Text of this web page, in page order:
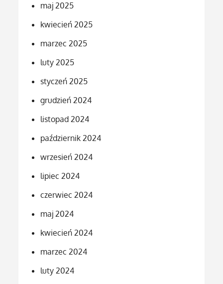
maj 2025
kwiecień 2025
marzec 2025
luty 2025
styczeń 2025
grudzień 2024
listopad 2024
październik 2024
wrzesień 2024
lipiec 2024
czerwiec 2024
maj 2024
kwiecień 2024
marzec 2024
luty 2024